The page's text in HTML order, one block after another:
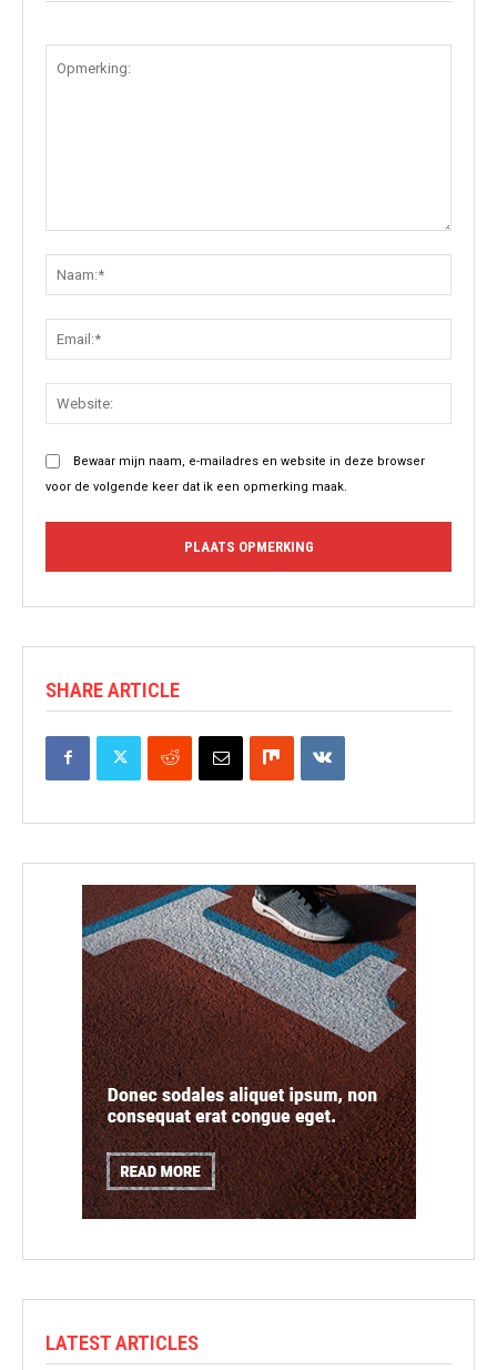
Bewaar mijn naam, e-mailadres en website in deze browser
voor de volgende keer dat ik een opmerking maak.
SHARE ARTICLE
LATEST ARTICLES